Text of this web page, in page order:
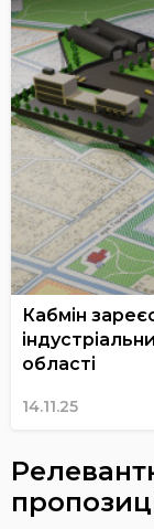
Кабмін
області
14.11.25